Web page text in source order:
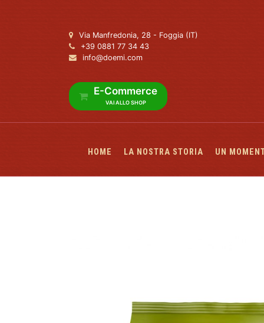
Via Manfredonia, 28 - Foggia (IT)
+39 0881 77 34 43
info@doemi.com
E-Commerce
VAI ALLO SHOP
HOME LA NOSTRA STORIA UN